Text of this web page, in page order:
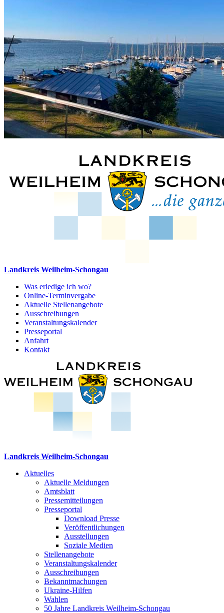
Landkreis Weilheim-Schongau
Was erledige ich wo?
Online-Terminvergabe
Aktuelle Stellenangebote
Ausschreibungen
Veranstaltungskalender
Presseportal
Anfahrt
Kontakt
Landkreis Weilheim-Schongau
Aktuelles
Aktuelle Meldungen
Amtsblatt
Pressemitteilungen
Presseportal
Download Presse
Veröffentlichungen
Ausstellungen
Soziale Medien
Stellenangebote
Veranstaltungskalender
Ausschreibungen
Bekanntmachungen
Ukraine-Hilfen
Wahlen
50 Jahre Landkreis Weilheim-Schongau